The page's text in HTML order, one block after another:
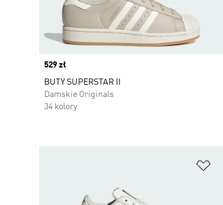
Price
529 zł
BUTY SUPERSTAR II
Damskie Originals
34 kolory